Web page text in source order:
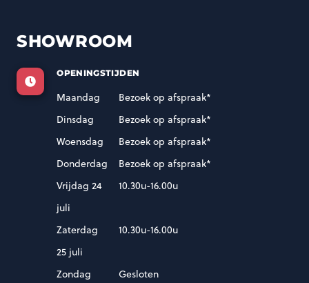
SHOWROOM
OPENINGSTIJDEN
Maandag
Bezoek op afspraak*
Dinsdag
Bezoek op afspraak*
Woensdag
Bezoek op afspraak*
Donderdag
Bezoek op afspraak*
Vrijdag 24
juli
10.30u-16.00u
Zaterdag
25 juli
10.30u-16.00u
Zondag
Gesloten